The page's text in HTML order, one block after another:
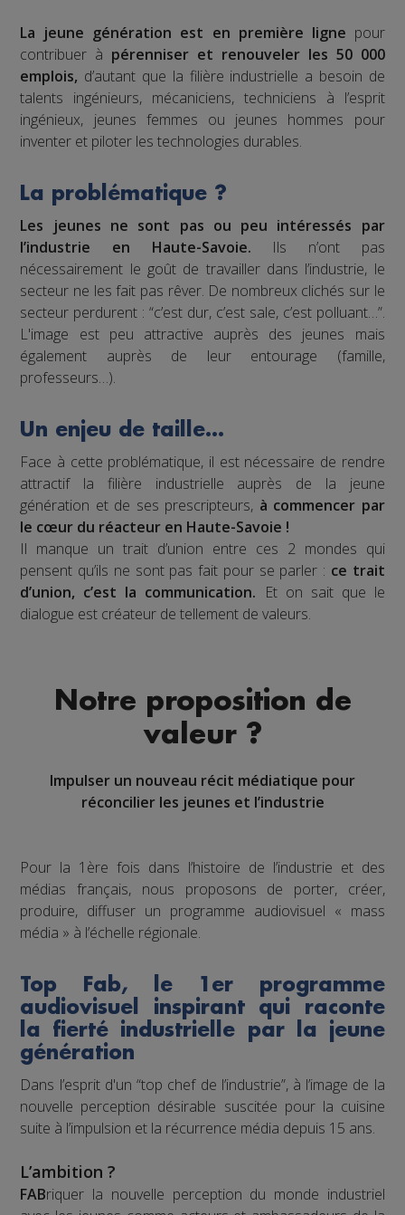
La jeune génération est en première ligne pour
contribuer à pérenniser et renouveler les 50 000
emplois, d’autant que la filière industrielle a besoin de
talents ingénieurs, mécaniciens, techniciens à l’esprit
ingénieux, jeunes femmes ou jeunes hommes pour
inventer et piloter les technologies durables.
La problématique ?
Les jeunes ne sont pas ou peu intéressés par
l’industrie en Haute-Savoie. Ils n’ont pas
nécessairement le goût de travailler dans l’industrie, le
secteur ne les fait pas rêver. De nombreux clichés sur le
secteur perdurent : “c’est dur, c’est sale, c’est polluant…”.
L'image est peu attractive auprès des jeunes mais
également auprès de leur entourage (famille,
professeurs…).
Un enjeu de taille…
Face à cette problématique, il est nécessaire de rendre
attractif la filière industrielle auprès de la jeune
génération et de ses prescripteurs, à commencer par
le cœur du réacteur en Haute-Savoie !
Il manque un trait d’union entre ces 2 mondes qui
pensent qu’ils ne sont pas fait pour se parler : ce trait
d’union, c’est la communication. Et on sait que le
dialogue est créateur de tellement de valeurs.
Notre proposition de
valeur ?
Impulser un nouveau récit médiatique pour
réconcilier les jeunes et l’industrie
Pour la 1ère fois dans l’histoire de l’industrie et des
médias français, nous proposons de porter, créer,
produire, diffuser un programme audiovisuel « mass
média » à l’échelle régionale.
Top Fab, le 1er programme
audiovisuel inspirant qui raconte
la fierté industrielle par la jeune
génération
Dans l’esprit d'un “top chef de l’industrie”, à l’image de la
nouvelle perception désirable suscitée pour la cuisine
suite à l’impulsion et la récurrence média depuis 15 ans.
L’ambition ?
FABriquer la nouvelle perception du monde industriel